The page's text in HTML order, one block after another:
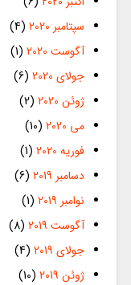
سپتامبر 2020
(4)
آگوست 2020
(1)
جولای 2020
(6)
ژوئن 2020
(2)
می 2020
(10)
فوریه 2020
(1)
دسامبر 2019
(6)
نوامبر 2019
(1)
آگوست 2019
(8)
جولای 2019
(4)
ژوئن 2019
(10)